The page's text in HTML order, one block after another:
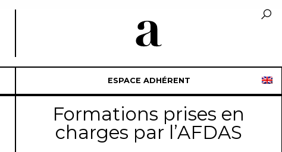
ESPACE ADHÉRENT
Formations prises en
charges par l’AFDAS